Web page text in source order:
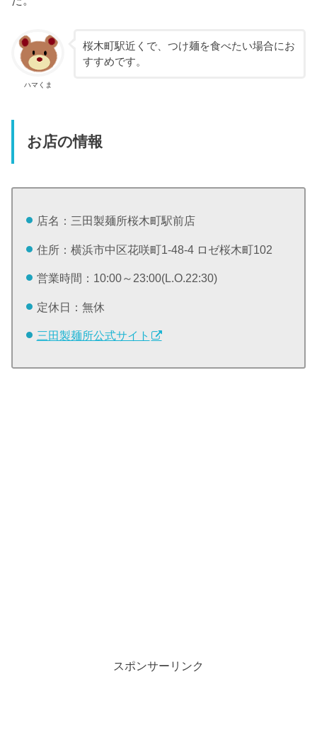
ハマくま
桜木町駅近くで、つけ麺を食べたい場合にお
すすめです。
お店の情報
店名：三田製麺所桜木町駅前店
住所：横浜市中区花咲町1-48-4 ロゼ桜木町102
営業時間：10:00～23:00(L.O.22:30)
定休日：無休
三田製麺所公式サイト
スポンサーリンク